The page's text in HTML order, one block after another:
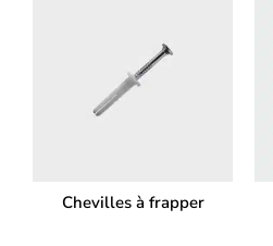
Chevilles à frapper